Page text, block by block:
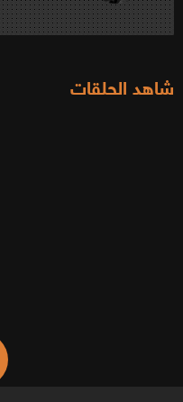
شاهد الحلقات